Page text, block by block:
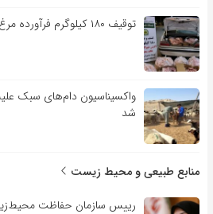
توقیف ۱۸۰ کیلوگرم فرآورده مرغ فاقد مجوز در میانه
واکسیناسیون دام‌های سبک علیه
شد
منابع طبیعی و محیط زیست
رییس سازمان حفاظت